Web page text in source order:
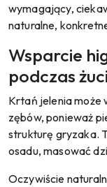
wymagający,
naturalne,
Wsparcie
podczas
Krtań jelenia może
zębów, ponieważ
strukturę gryzaka.
osadu, masować
Oczywiście